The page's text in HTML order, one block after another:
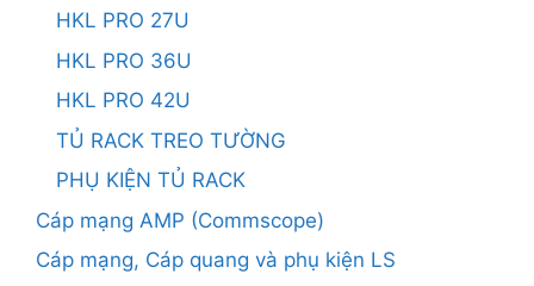
HKL PRO 27U
HKL PRO 36U
HKL PRO 42U
TỦ RACK TREO TƯỜNG
PHỤ KIỆN TỦ RACK
Cáp mạng AMP (Commscope)
Cáp mạng, Cáp quang và phụ kiện LS